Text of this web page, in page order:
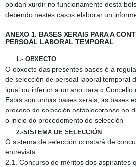
poidan xurdir no funcionamento desta
debendo nestes casos elaborar un
ANEXO 1. BASES XERAIS PARA A
PERSOAL LABORAL TEMPORAL
1.‑ OBXECTO
O obxecto das presentes bases é a
de selección de persoal laboral temporal
igual ou inferior a un ano para o Concello
Estas son unhas bases xerais, as bases
proceso de selección estableceranse no
o inicio do procedemento de selección
2.‑SISTEMA DE SELECCIÓN
O sistema de selección constará de
entrevista
2.1.‑Concurso de méritos dos aspirantes